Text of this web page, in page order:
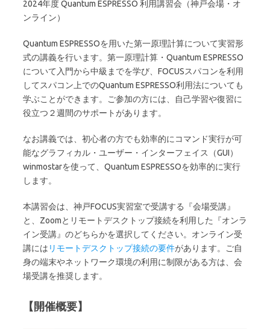
2024年度 Quantum ESPRESSO 利用講習会（神戸会場・オ
ンライン）
Quantum ESPRESSOを用いた第一原理計算について実習形
式の講義を行います。第一原理計算・Quantum ESPRESSO
について入門から中級までを学び、FOCUSスパコンを利用
してスパコン上でのQuantum ESPRESSO利用法についても
学ぶことができます。ご参加の方には、自己学習や復習に
役立つ２週間のサポートがあります。
なお講義では、初心者の方でも効率的にコマンド実行が可
能なグラフィカル・ユーザー・インターフェイス（GUI）
winmostarを使って、Quantum ESPRESSOを効率的に実行
します。
本講習会は、神戸FOCUS実習室で受講する『会場受講』
と、Zoomとリモートデスクトップ接続を利用した『オンラ
イン受講』のどちらかを選択してください。オンライン受
講には リモートデスクトップ接続の要件があります。ご自
身の端末やネットワーク環境の利用に制限がある方は、会
場受講を推奨します。
【開催概要】